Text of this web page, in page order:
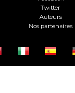
Twitter
Auteurs
Nos partenaires